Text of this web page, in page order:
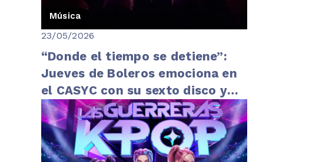
Música
23/05/2026
“Donde el tiempo se detiene”:
Jueves de Boleros emociona en
el CASYC con su sexto disco y
colaboraciones de lujo